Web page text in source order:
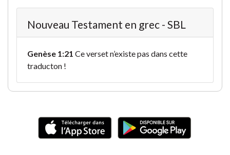
Nouveau Testament en grec - SBL
Genèse 1:21 Ce verset n’existe pas dans cette
traducton !